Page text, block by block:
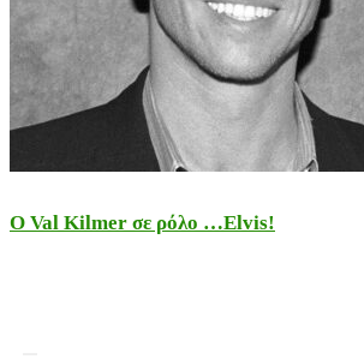
Ο Val Kilmer σε ρόλο …Elvis!